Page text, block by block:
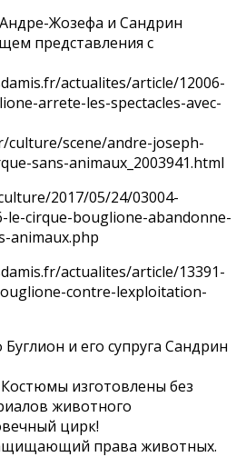
Жозефа и Сандрин
представления с
actualites/article/12006-
arrete-les-spectacles-avec-
culture/scene/andre-joseph-
sans-animaux_2003941.html
2017/05/24/03004-
le-cirque-bouglione-abandonne-
animaux.php
actualites/article/13391-
contre-lexploitation-
и его супруга Сандрин
изготовлены без
животного
цирк!
права животных.